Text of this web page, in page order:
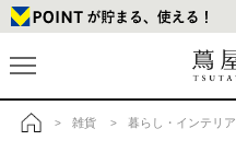
> 雑貨 > 暮らし・インテリア